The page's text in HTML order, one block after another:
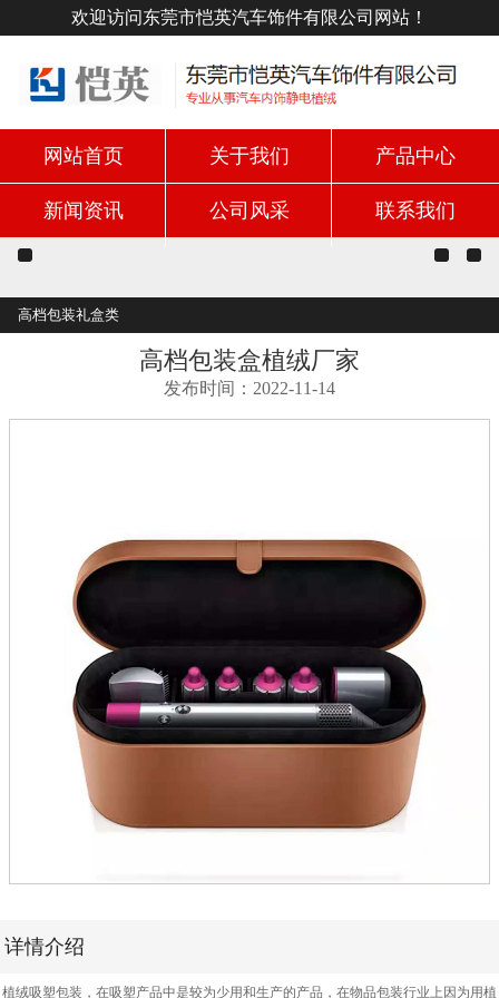
欢迎访问东莞市恺英汽车饰件有限公司网站！
网站首页 关于我们 产品中心
新闻资讯 公司风采 联系我们
高档包装礼盒类
高档包装盒植绒厂家
发布时间：2022-11-14
详情介绍
植绒吸塑包装，在吸塑产品中是较为少用和生产的产品，在物品包装行业上因为用植